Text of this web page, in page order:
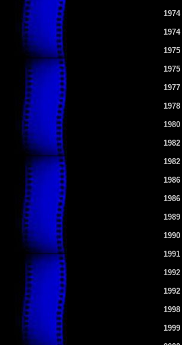
1974
1974
1975
1975
1977
1978
1980
1982
1982
1986
1986
1989
1990
1991
1992
1992
1998
1999